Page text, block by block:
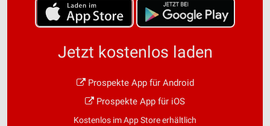
Jetzt kostenlos laden
Prospekte App für Android
Prospekte App für iOS
Kostenlos im App Store erhältlich